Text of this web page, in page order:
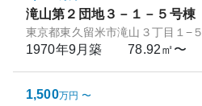
滝山第２団地３－１－５号棟
東京都東久留米市滝山３丁目１−５
1970年9月築 78.92㎡〜
1,500万円 〜